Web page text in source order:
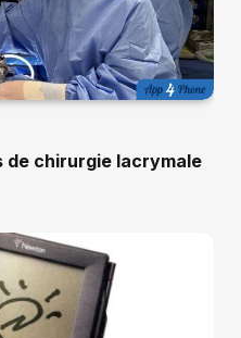
de chirurgie lacrymale